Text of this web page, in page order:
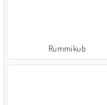
Rummikub